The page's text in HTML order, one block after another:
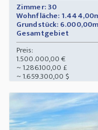
Zimmer: 30
Wohnfläche:
Grundstück:
Gesamtgebiet
Preis:
1.500.000,00 €
~ 1.286.100,00 £
~ 1.659.300,00 $